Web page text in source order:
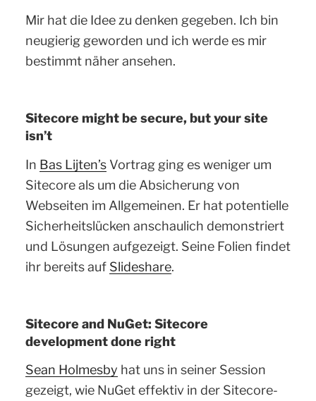
Mir hat die Idee zu denken gegeben. Ich bin
neugierig geworden und ich werde es mir
bestimmt näher ansehen.
Sitecore might be secure, but your site
isn’t
In Bas Lijten’s Vortrag ging es weniger um
Sitecore als um die Absicherung von
Webseiten im Allgemeinen. Er hat potentielle
Sicherheitslücken anschaulich demonstriert
und Lösungen aufgezeigt. Seine Folien findet
ihr bereits auf Slideshare.
Sitecore and NuGet: Sitecore
development done right
Sean Holmesby hat uns in seiner Session
gezeigt, wie NuGet effektiv in der Sitecore-